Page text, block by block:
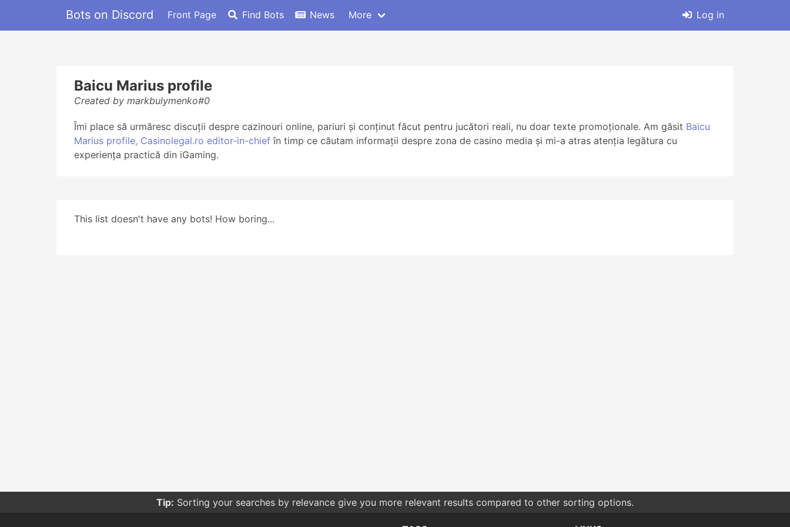
Bots on Discord Front Page Find Bots News More Log in
Baicu Marius profile
Created by markbulymenko#0
Îmi place să urmăresc discuții despre cazinouri online, pariuri și conținut făcut pentru jucători reali, nu doar texte promoționale. Am găsit Baicu
Marius profile, Casinolegal.ro editor-in-chief în timp ce căutam informații despre zona de casino media și mi-a atras atenția legătura cu
experiența practică din iGaming.
This list doesn't have any bots! How boring...
Tip: Sorting your searches by relevance give you more relevant results compared to other sorting options.